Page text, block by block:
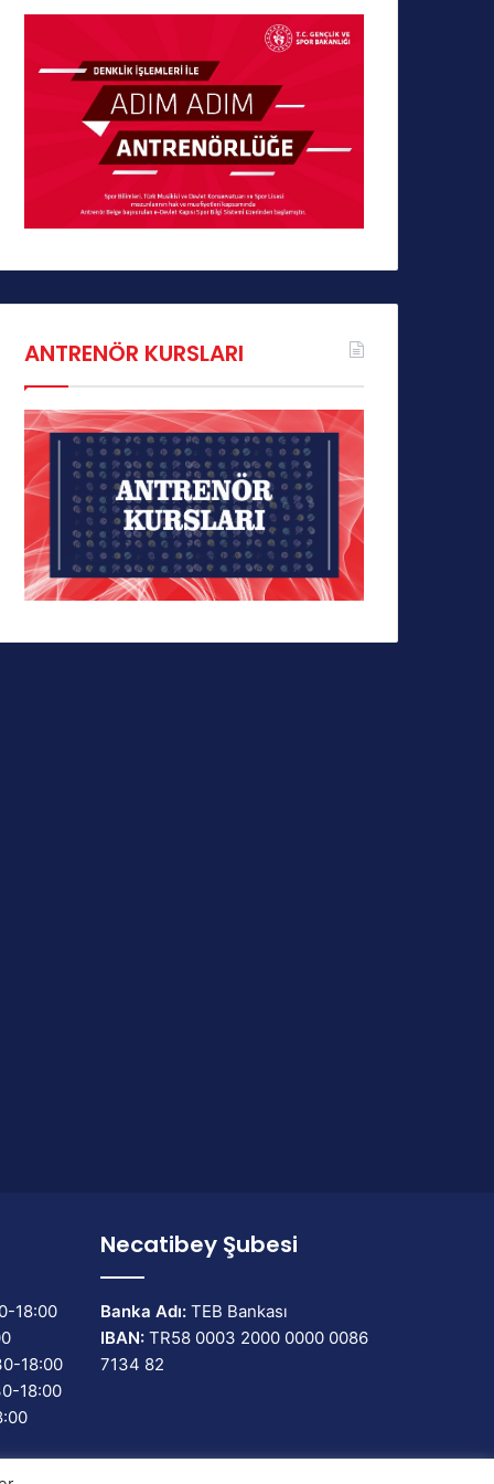
ANTRENÖR KURSLARI
18:00
18:00
18:00
Necatibey Şubesi
Banka Adı: TEB Bankası
IBAN: TR58 0003 2000 0000 0086
7134 82